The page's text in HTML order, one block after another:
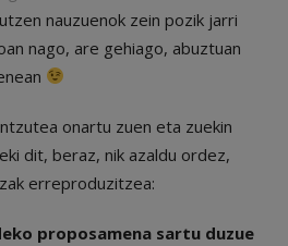
nauzuenok zein pozik jarri
nago, are gehiago, abuztuan
onartu zuen eta zuekin
dit, beraz, nik azaldu ordez,
erreproduzitzea:
proposamena sartu duzue